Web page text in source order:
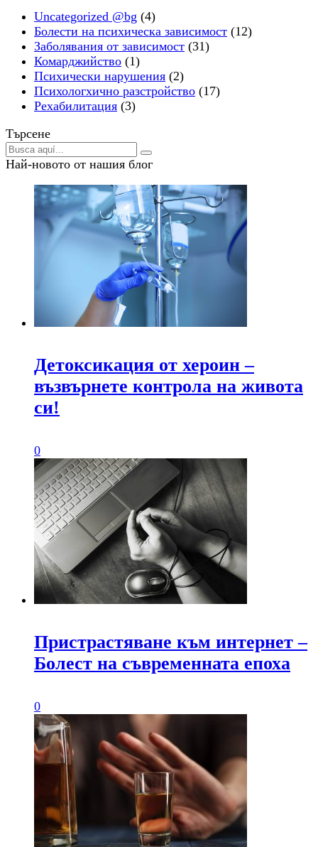
Uncategorized @bg (4)
Болести на психическа зависимост (12)
Заболявания от зависимост (31)
Комарджийство (1)
Психически нарушения (2)
Психологхично разстройство (17)
Рехабилитация (3)
Търсене
Най-новото от нашия блог
Детоксикация от хероин –
възвърнете контрола на живота
си!
0
Пристрастяване към интернет –
Болест на съвременната епоха
0